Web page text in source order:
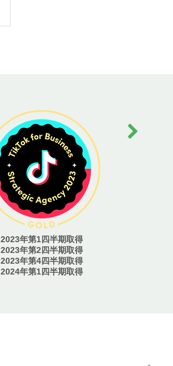
2023年第1四半期取得
2023年第2四半期取得
2023年第4四半期取得
2024年第1四半期取得